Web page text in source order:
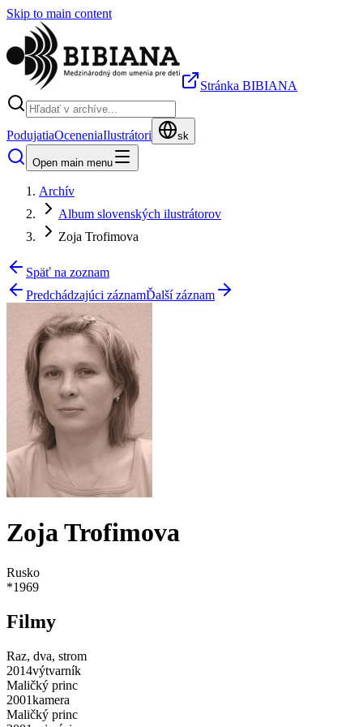
Skip to main content
Stránka BIBIANA
PodujatiaOceneniaIlustrátori sk
Open main menu
Archív
Album slovenských ilustrátorov
Zoja Trofimova
Späť na zoznam
Predchádzajúci záznamĎalší záznam
Zoja Trofimova
Rusko
*1969
Filmy
Raz, dva, strom
2014výtvarník
Maličký princ
2001kamera
Maličký princ